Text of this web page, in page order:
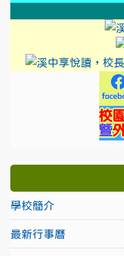
學校簡介
最新行事曆